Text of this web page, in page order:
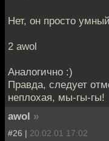
Нет, он просто
2 awol
Аналогично :)
Правда, следует
неплохая, мы-гы-гы!
awol »
#26 | 20.02.01 17:02